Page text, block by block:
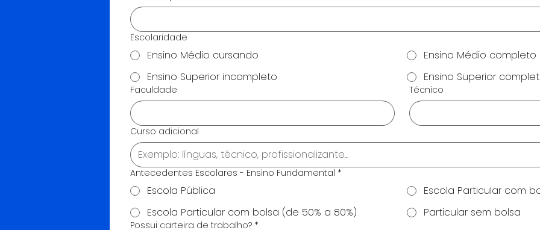
Escolaridade
Ensino Médio cursando
Ensino Médio completo
Ensino Superior incompleto
Ensino Superior
Faculdade Técnico
Curso adicional
Antecedentes Escolares - Ensino Fundamental *
Escola Pública
Escola Particular com
Escola Particular com bolsa (de 50% a 80%)
Particular sem bolsa
Possui carteira de trabalho? *